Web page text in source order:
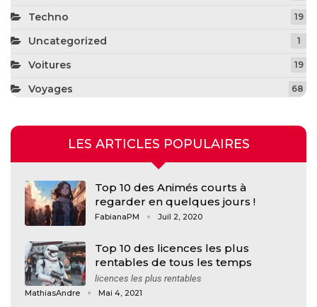
Techno 19
Uncategorized 1
Voitures 19
Voyages 68
LES ARTICLES POPULAIRES
Top 10 des Animés courts à
regarder en quelques jours !
FabianaPM Juil 2, 2020
Top 10 des licences les plus
rentables de tous les temps
licences les plus rentables
MathiasAndre Mai 4, 2021